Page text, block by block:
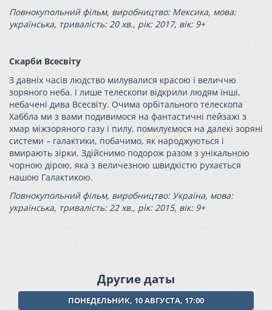
Повнокупольний фільм, виробництво: Мексика, мова:
українська, тривалість: 20 хв., рік: 2017, вік: 9+
Скарби Всесвіту
З давніх часів людство милувалися красою і величчю
зоряного неба. І лише телескопи відкрили людям інші,
небачені дива Всесвіту. Очима орбітального телескопа
Хаббла ми з вами подивимося на фантастичні пейзажі з
хмар міжзоряного газу і пилу, помилуємося на далекі зоряні
системи – галактики, побачимо, як народжуються і
вмирають зірки. Здійснимо подорож разом з унікальною
чорною дірою, яка з величезною швидкістю рухається
нашою Галактикою.
Повнокупольний фільм, виробництво: Україна, мова:
українська, тривалість: 22 хв., рік: 2015, вік: 9+
Другие даты
ПОНЕДЕЛЬНИК, 10 АВГУСТА, 17:00